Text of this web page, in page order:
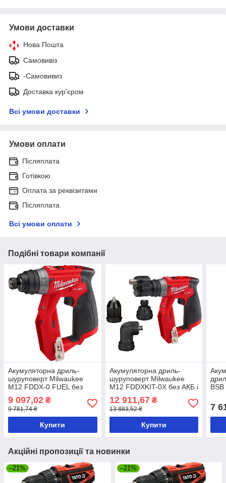
Умови доставки
Нова Пошта
Самовивіз
-Самовивиз
Доставка кур'єром
Всі умови доставки
Умови оплати
Післяплата
Готівкою
Оплата за реквізитами
Післяплата
Всі умови оплати
Подібні товари компанії
Акумуляторна дриль-
шуруповерт Milwaukee
M12 FDDX-0 FUEL без
9 097,02 ₴
9 781,74 ₴
Купити
Акумуляторна дриль-
шуруповерт Milwaukee
M12 FDDXKIT-0X без АКБ і
12 911,67₴
13 883,52 ₴
Купити
7
Акційні пропозиції та новинки
–21% –21%